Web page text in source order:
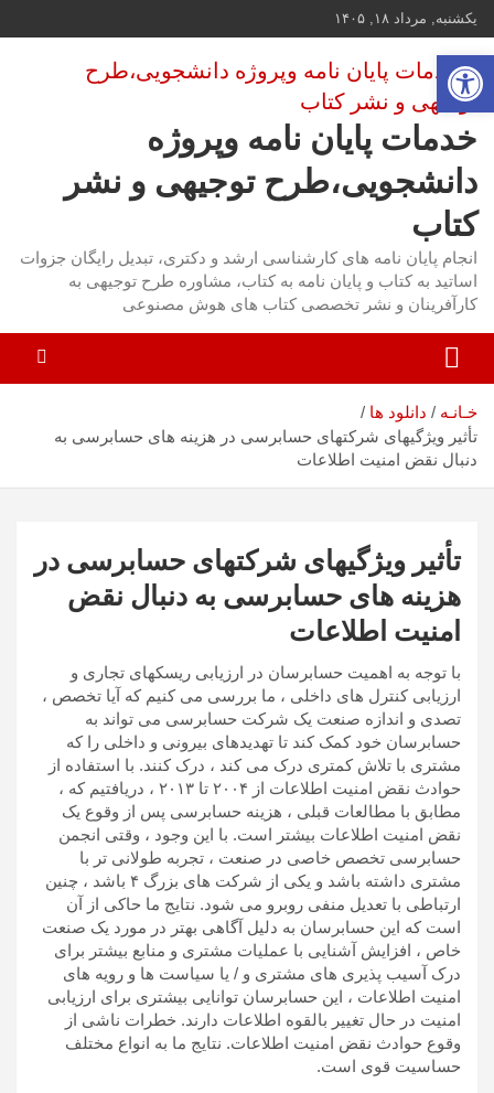
بروید
یکشنبه, مرداد ۱۸, ۱۴۰۵
خدمات پایان نامه وپروژه
دانشجویی،طرح توجیهی و نشر
کتاب
انجام پایان نامه های کارشناسی ارشد و دکتری، تبدیل رایگان جزوات
اساتید به کتاب و پایان نامه به کتاب، مشاوره طرح توجیهی به
کارآفرینان و نشر تخصصی کتاب های هوش مصنوعی
خـانـه دانلود ها
تأثیر ویژگیهای شرکتهای حسابرسی در هزینه های حسابرسی به
دنبال نقض امنیت اطلاعات
تأثیر ویژگیهای شرکتهای حسابرسی در
هزینه های حسابرسی به دنبال نقض
امنیت اطلاعات
با توجه به اهمیت حسابرسان در ارزیابی ریسکهای تجاری و
ارزیابی کنترل های داخلی ، ما بررسی می کنیم که آیا تخصص ،
تصدی و اندازه صنعت یک شرکت حسابرسی می تواند به
حسابرسان خود کمک کند تا تهدیدهای بیرونی و داخلی را که
مشتری با تلاش کمتری درک می کند ، درک کنند. با استفاده از
حوادث نقض امنیت اطلاعات از ۲۰۰۴ تا ۲۰۱۳ ، دریافتیم که ،
مطابق با مطالعات قبلی ، هزینه حسابرسی پس از وقوع یک
نقض امنیت اطلاعات بیشتر است. با این وجود ، وقتی انجمن
حسابرسی تخصص خاصی در صنعت ، تجربه طولانی تر با
مشتری داشته باشد و یکی از شرکت های بزرگ ۴ باشد ، چنین
ارتباطی با تعدیل منفی روبرو می شود. نتایج ما حاکی از آن
است که این حسابرسان به دلیل آگاهی بهتر در مورد یک صنعت
خاص ، افزایش آشنایی با عملیات مشتری و منابع بیشتر برای
درک آسیب پذیری های مشتری و / یا سیاست ها و رویه های
امنیت اطلاعات ، این حسابرسان توانایی بیشتری برای ارزیابی
امنیت در حال تغییر بالقوه اطلاعات دارند. خطرات ناشی از
وقوع حوادث نقض امنیت اطلاعات. نتایج ما به انواع مختلف
حساسیت قوی است.
باز کردن نوار ابزار